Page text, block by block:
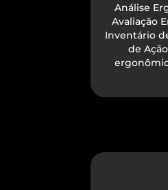
Análise
Avaliação
Inventário
de